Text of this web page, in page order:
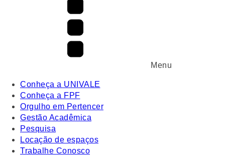
Menu
Conheça a UNIVALE
Conheça a FPF
Orgulho em Pertencer
Gestão Acadêmica
Pesquisa
Locação de espaços
Trabalhe Conosco